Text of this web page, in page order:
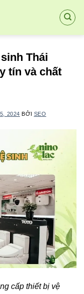
Thái
tín và chất
2024 BỞI SEO
cấp thiết bị vệ